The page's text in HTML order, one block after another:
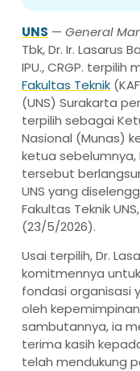
UNS — General
Tbk, Dr. Ir. Lasarus
IPU., CRGP.
Fakultas Teknik
(UNS) Surakarta
terpilih sebagai
Nasional (Munas)
ketua sebelumnya,
tersebut
UNS yang
Fakultas Teknik
(23/5/2026).
Usai terpilih, Dr.
komitmennya
fondasi organisasi
oleh
sambutannya, ia
terima kasih
telah mendukung